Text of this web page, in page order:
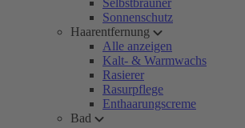
Selbstbräuner
Sonnenschutz
Haarentfernung
Alle anzeigen
Kalt- & Warmwachs
Rasierer
Rasurpflege
Enthaarungscreme
Bad